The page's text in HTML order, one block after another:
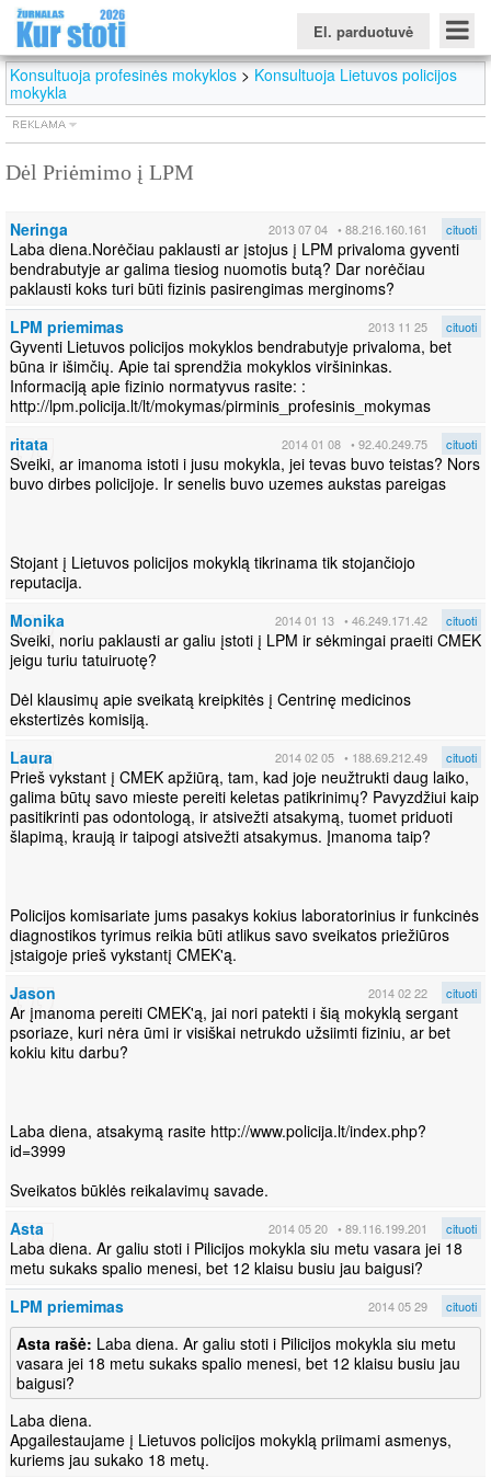
El. parduotuvė
Konkursinio balo skaičiuoklė Žurnalas KUR STOTI
Universitetų sritis
Kolegijų sritis
Profesinių mokyklų sritis
Konsultuoja profesinės mokyklos > Konsultuoja Lietuvos policijos
mokykla
Dėl Priėmimo į LPM
Neringa 2013 07 04 • 88.216.160.161 cituoti
Laba diena.Norėčiau paklausti ar įstojus į LPM privaloma gyventi
bendrabutyje ar galima tiesiog nuomotis butą? Dar norėčiau
paklausti koks turi būti fizinis pasirengimas merginoms?
LPM priemimas
2013 11 25 cituoti
Gyventi Lietuvos policijos mokyklos bendrabutyje privaloma, bet
būna ir išimčių. Apie tai sprendžia mokyklos viršininkas.
Informaciją apie fizinio normatyvus rasite: :
http://lpm.policija.lt/lt/mokymas/pirminis_profesinis_mokymas
ritata
2014 01 08 • 92.40.249.75 cituoti
Sveiki, ar imanoma istoti i jusu mokykla, jei tevas buvo teistas? Nors
buvo dirbes policijoje. Ir senelis buvo uzemes aukstas pareigas
Stojant į Lietuvos policijos mokyklą tikrinama tik stojančiojo
reputacija.
Monika
2014 01 13 • 46.249.171.42 cituoti
Sveiki, noriu paklausti ar galiu įstoti į LPM ir sėkmingai praeiti CMEK
jeigu turiu tatuiruotę?
Dėl klausimų apie sveikatą kreipkitės į Centrinę medicinos
ekstertizės komisiją.
Laura
2014 02 05 • 188.69.212.49 cituoti
Prieš vykstant į CMEK apžiūrą, tam, kad joje neužtrukti daug laiko,
galima būtų savo mieste pereiti keletas patikrinimų? Pavyzdžiui kaip
pasitikrinti pas odontologą, ir atsivežti atsakymą, tuomet priduoti
šlapimą, kraują ir taipogi atsivežti atsakymus. Įmanoma taip?
Policijos komisariate jums pasakys kokius laboratorinius ir funkcinės
diagnostikos tyrimus reikia būti atlikus savo sveikatos priežiūros
įstaigoje prieš vykstantį CMEK'ą.
Jason
2014 02 22 cituoti
Ar įmanoma pereiti CMEK'ą, jai nori patekti i šią mokyklą sergant
psoriaze, kuri nėra ūmi ir visiškai netrukdo užsiimti fiziniu, ar bet
kokiu kitu darbu?
Laba diena, atsakymą rasite http://www.policija.lt/index.php?
id=3999
Sveikatos būklės reikalavimų savade.
Asta
2014 05 20 • 89.116.199.201 cituoti
Laba diena. Ar galiu stoti i Pilicijos mokykla siu metu vasara jei 18
metu sukaks spalio menesi, bet 12 klaisu busiu jau baigusi?
LPM priemimas
2014 05 29 cituoti
Asta rašė: Laba diena. Ar galiu stoti i Pilicijos mokykla siu metu
vasara jei 18 metu sukaks spalio menesi, bet 12 klaisu busiu jau
baigusi?
Laba diena.
Apgailestaujame į Lietuvos policijos mokyklą priimami asmenys,
kuriems jau sukako 18 metų.